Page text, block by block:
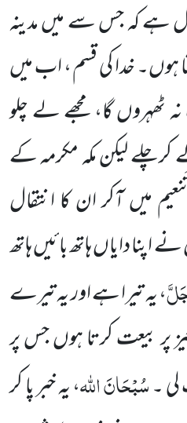
ہے کہ جس سے میں مدینہ
ہوں۔ خدا کی قسم ، اب میں
ٹھہروں گا، مجھے لے چلو
کرچلے لیکن مکہ مکرمہ کے
میں آکر ان کا انتقال
دایاں ہاتھ بائیں ہاتھ
، یہ تیرا ہے اور یہ تیرے
بیعت کرتا ہوں جس پر
۔سُبْحَانَ اللہ، یہ خبر پا کر